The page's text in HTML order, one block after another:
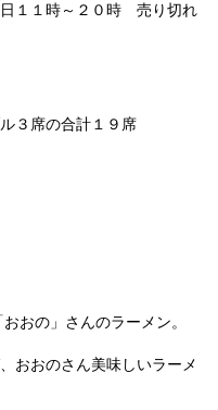
日１１時～２０時 売り切れ
３席の合計１９席
おの」さんのラーメン。
おおのさん美味しいラーメ